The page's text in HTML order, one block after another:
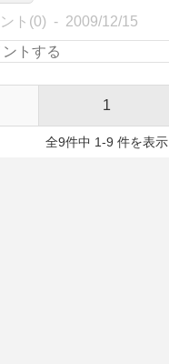
ト(0) 2009/12/15
1
全9件中 1-9 件を表示